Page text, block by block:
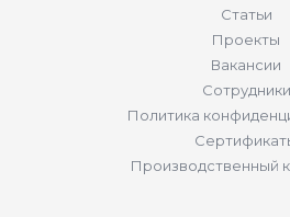
Статьи
Проекты
Вакансии
Сотрудники
Политика
Производственный